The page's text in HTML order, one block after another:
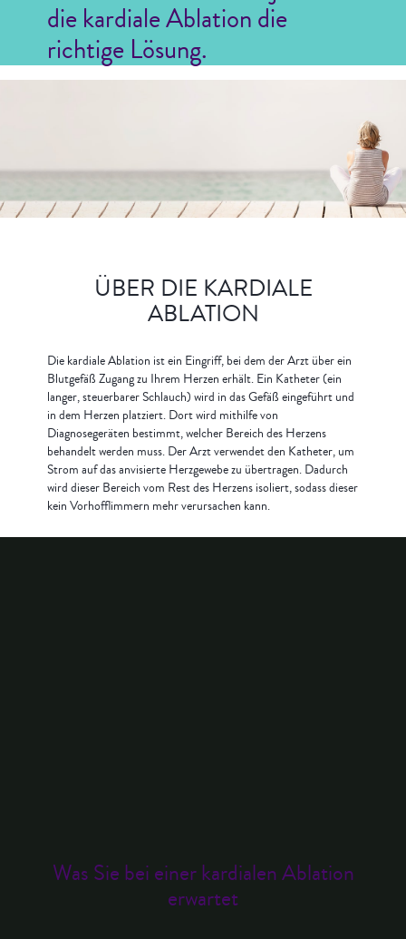
die kardiale Ablation die
richtige Lösung.
ÜBER DIE KARDIALE
ABLATION
Die kardiale Ablation ist ein Eingriff, bei dem der Arzt über ein
Blutgefäß Zugang zu Ihrem Herzen erhält. Ein Katheter (ein
langer, steuerbarer Schlauch) wird in das Gefäß eingeführt und
in dem Herzen platziert. Dort wird mithilfe von
Diagnosegeräten bestimmt, welcher Bereich des Herzens
behandelt werden muss. Der Arzt verwendet den Katheter, um
Strom auf das anvisierte Herzgewebe zu übertragen. Dadurch
wird dieser Bereich vom Rest des Herzens isoliert, sodass dieser
kein Vorhofflimmern mehr verursachen kann.
Was Sie bei einer kardialen Ablation
erwartet